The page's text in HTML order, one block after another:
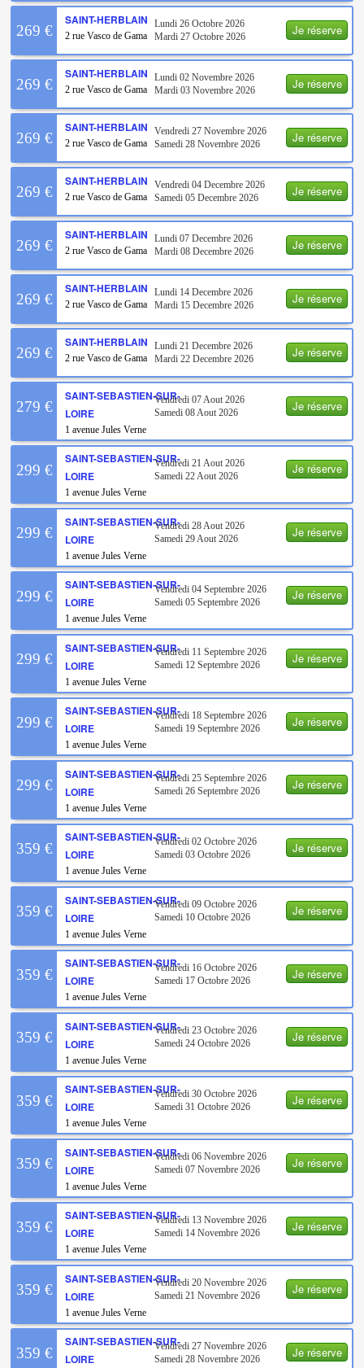
Je réserve
269 €
SAINT-HERBLAIN
2 rue Vasco de Gama
Lundi 26 Octobre 2026
Mardi 27 Octobre 2026
Je réserve
269 €
SAINT-HERBLAIN
2 rue Vasco de Gama
Lundi 02 Novembre 2026
Mardi 03 Novembre 2026
Je réserve
269 €
SAINT-HERBLAIN
2 rue Vasco de Gama
Vendredi 27 Novembre 2026
Samedi 28 Novembre 2026
Je réserve
269 €
SAINT-HERBLAIN
2 rue Vasco de Gama
Vendredi 04 Decembre 2026
Samedi 05 Decembre 2026
Je réserve
269 €
SAINT-HERBLAIN
2 rue Vasco de Gama
Lundi 07 Decembre 2026
Mardi 08 Decembre 2026
Je réserve
269 €
SAINT-HERBLAIN
2 rue Vasco de Gama
Lundi 14 Decembre 2026
Mardi 15 Decembre 2026
Je réserve
269 €
SAINT-HERBLAIN
2 rue Vasco de Gama
Lundi 21 Decembre 2026
Mardi 22 Decembre 2026
Je réserve
279 €
SAINT-SEBASTIEN-SUR-
LOIRE
1 avenue Jules Verne
Vendredi 07 Aout 2026
Samedi 08 Aout 2026
Je réserve
299 €
SAINT-SEBASTIEN-SUR-
LOIRE
1 avenue Jules Verne
Vendredi 21 Aout 2026
Samedi 22 Aout 2026
Je réserve
299 €
SAINT-SEBASTIEN-SUR-
LOIRE
1 avenue Jules Verne
Vendredi 28 Aout 2026
Samedi 29 Aout 2026
Je réserve
299 €
SAINT-SEBASTIEN-SUR-
LOIRE
1 avenue Jules Verne
Vendredi 04 Septembre 2026
Samedi 05 Septembre 2026
Je réserve
299 €
SAINT-SEBASTIEN-SUR-
LOIRE
1 avenue Jules Verne
Vendredi 11 Septembre 2026
Samedi 12 Septembre 2026
Je réserve
299 €
SAINT-SEBASTIEN-SUR-
LOIRE
1 avenue Jules Verne
Vendredi 18 Septembre 2026
Samedi 19 Septembre 2026
Je réserve
299 €
SAINT-SEBASTIEN-SUR-
LOIRE
1 avenue Jules Verne
Vendredi 25 Septembre 2026
Samedi 26 Septembre 2026
Je réserve
359 €
SAINT-SEBASTIEN-SUR-
LOIRE
1 avenue Jules Verne
Vendredi 02 Octobre 2026
Samedi 03 Octobre 2026
Je réserve
359 €
SAINT-SEBASTIEN-SUR-
LOIRE
1 avenue Jules Verne
Vendredi 09 Octobre 2026
Samedi 10 Octobre 2026
Je réserve
359 €
SAINT-SEBASTIEN-SUR-
LOIRE
1 avenue Jules Verne
Vendredi 16 Octobre 2026
Samedi 17 Octobre 2026
Je réserve
359 €
SAINT-SEBASTIEN-SUR-
LOIRE
1 avenue Jules Verne
Vendredi 23 Octobre 2026
Samedi 24 Octobre 2026
Je réserve
359 €
SAINT-SEBASTIEN-SUR-
LOIRE
1 avenue Jules Verne
Vendredi 30 Octobre 2026
Samedi 31 Octobre 2026
Je réserve
359 €
SAINT-SEBASTIEN-SUR-
LOIRE
1 avenue Jules Verne
Vendredi 06 Novembre 2026
Samedi 07 Novembre 2026
Je réserve
359 €
SAINT-SEBASTIEN-SUR-
LOIRE
1 avenue Jules Verne
Vendredi 13 Novembre 2026
Samedi 14 Novembre 2026
Je réserve
359 €
SAINT-SEBASTIEN-SUR-
LOIRE
1 avenue Jules Verne
Vendredi 20 Novembre 2026
Samedi 21 Novembre 2026
Je réserve
359 €
SAINT-SEBASTIEN-SUR-
LOIRE
Vendredi 27 Novembre 2026
Samedi 28 Novembre 2026